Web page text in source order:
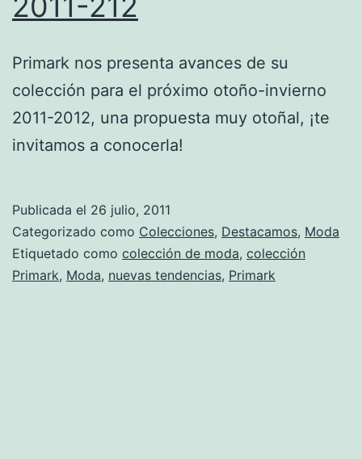
Primark nos presenta avances de su
colección para el próximo otoño-invierno
2011-2012, una propuesta muy otoñal, ¡te
invitamos a conocerla!
Publicada el 26 julio, 2011
Categorizado como Colecciones, Destacamos, Moda
Etiquetado como colección de moda, colección
Primark, Moda, nuevas tendencias, Primark